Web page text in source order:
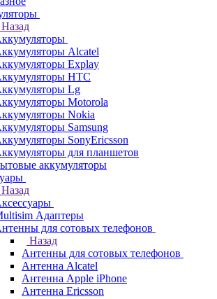
Назад
Alcatel
Explay
HTC
Lg
Motorola
Nokia
Samsung
SonyEricsson
для планшетов
аккумуляторы
Назад
Адаптеры
для сотовых телефонов
Назад
Антенны для сотовых телефонов
Антенна Alcatel
Антенна Apple iPhone
Антенна Ericsson